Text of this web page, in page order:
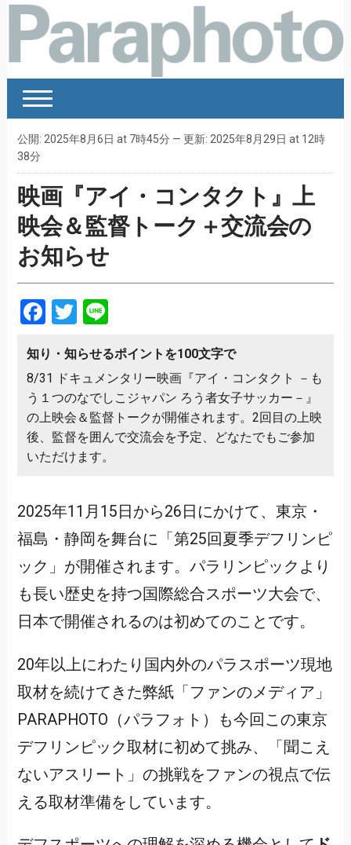
公開: 2025年8月6日 at 7時45分 — 更新: 2025年8月29日 at 12時
38分
映画『アイ・コンタクト』上
映会＆監督トーク＋交流会の
お知らせ
Facebook
Twitter
Line
知り・知らせるポイントを100文字で
8/31 ドキュメンタリー映画『アイ・コンタクト －も
う１つのなでしこジャパン ろう者女子サッカー－』
の上映会＆監督トークが開催されます。2回目の上映
後、監督を囲んで交流会を予定、どなたでもご参加
いただけます。
2025年11月15日から26日にかけて、東京・
福島・静岡を舞台に「第25回夏季デフリンピ
ック」が開催されます。パラリンピックより
も長い歴史を持つ国際総合スポーツ大会で、
日本で開催されるのは初めてのことです。
20年以上にわたり国内外のパラスポーツ現地
取材を続けてきた弊紙「ファンのメディア」
PARAPHOTO（パラフォト）も今回この東京
デフリンピック取材に初めて挑み、「聞こえ
ないアスリート」の挑戦をファンの視点で伝
える取材準備をしています。